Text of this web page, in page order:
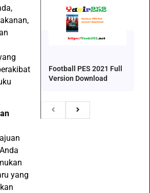
yang
Football PES 2021 Full
Version Download